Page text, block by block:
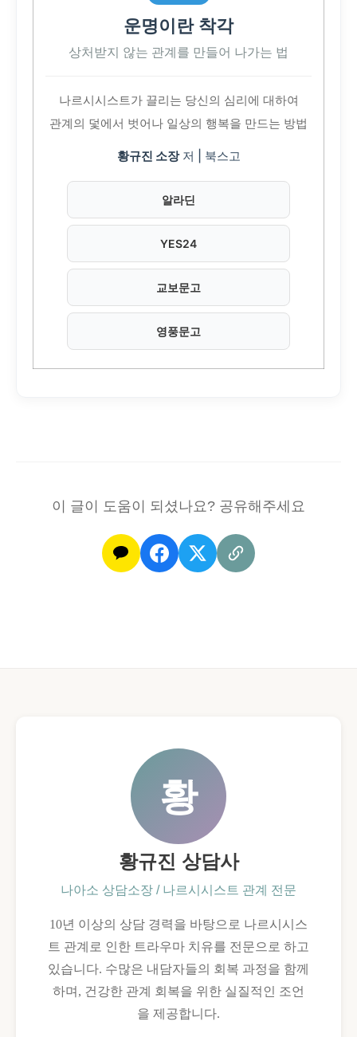
운명이란 착각
상처받지 않는 관계를 만들어 나가는 법
나르시시스트가 끌리는 당신의 심리에 대하여
관계의 덫에서 벗어나 일상의 행복을 만드는 방법
황규진 소장저 | 북스고
알라딘
YES24
교보문고
영풍문고
이 글이 도움이 되셨나요? 공유해주세요
황
황규진 상담사
나아소 상담소장 / 나르시시스트 관계 전문
10년 이상의 상담 경력을 바탕으로 나르시시스
트 관계로 인한 트라우마 치유를 전문으로 하고
있습니다. 수많은 내담자들의 회복 과정을 함께
하며, 건강한 관계 회복을 위한 실질적인 조언
을 제공합니다.